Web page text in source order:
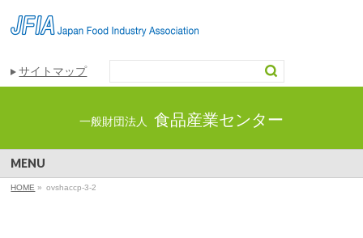
サイトマップ
一般財団法人 食品産業センター
MENU
HOME » ovshaccp-3-2